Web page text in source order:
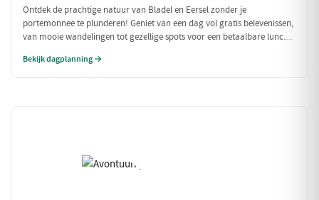
Ontdek de prachtige natuur van Bladel en Eersel zonder je
portemonnee te plunderen! Geniet van een dag vol gratis belevenissen,
van mooie wandelingen tot gezellige spots voor een betaalbare lunch.
zonder dat je veel hoeft uit te geven.
Bekijk dagplanning →